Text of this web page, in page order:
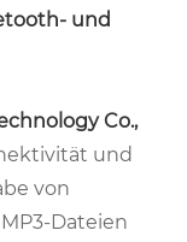
und
Co.,
und
von
Dateien